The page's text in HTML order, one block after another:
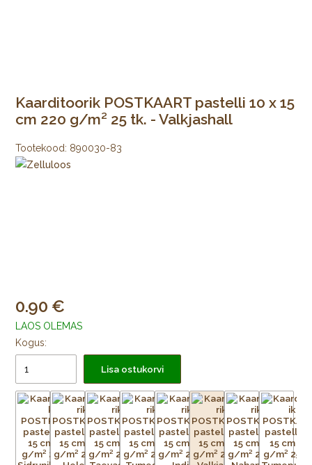
Kaarditoorik POSTKAART pastelli 10 x 15
cm 220 g/m² 25 tk. - Valkjashall
Tootekood: 890030-83
0.90
LAOS OLEMAS
Kogus:
Lisa ostukorvi